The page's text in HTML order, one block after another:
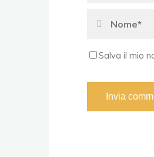
Salva il mio